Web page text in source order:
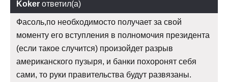
Koker ответил(а)
Фасоль,по необходимосто получает за свой
моменту его вступления в полномочия президента
(если такое случится) произойдет разрыв
американского пузыря, и банки похоронят себя
сами, то руки правительства будут развязаны.